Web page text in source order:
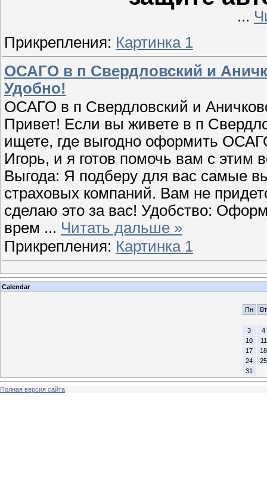
...
Прикрепления: Картинка 1
ОСАГО в п Свердловский и
Удобно!
ОСАГО в п Свердловский и
Привет! Если вы живете в п
ищете, где выгодно оформить
Игорь, и я готов помочь вам с этим
Выгода: Я подберу для вас самые
страховых компаний. Вам не
сделаю это за вас! Удобство:
врем ... Читать дальше »
Прикрепления: Картинка 1
Calendar
Пн
Вт
3
4
10
11
17
18
24
25
31
Полная версия сайта